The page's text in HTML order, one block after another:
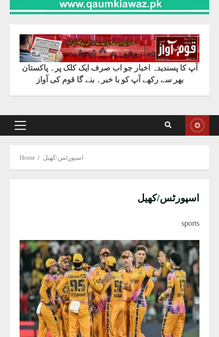
آپ کا پسندیدہ اخبار جو اب صرف ایک کلک پر۔ پاکستان
بھر سے رکھے آپ کو با خبر۔ بنے گا قوم کی آواز
Primary
Home اسپورٹس/کھیل
اسپورٹس/کھیل
sports